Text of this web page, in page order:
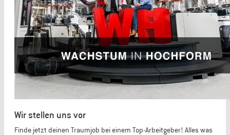
Wir stellen uns vor
Finde jetzt deinen Traumjob bei einem Top-Arbeitgeber! Alles was